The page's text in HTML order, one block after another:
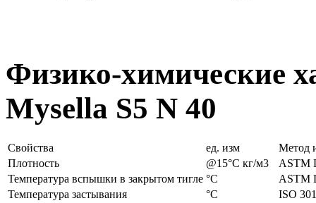
Физико-химические
Mysella S5 N 40
Свойства ед. изм
Метод
Плотность
@15°C кг/м3
ASTM
Температура вспышки в закрытом тигле °C
ASTM
Температура застывания
°C
ISO